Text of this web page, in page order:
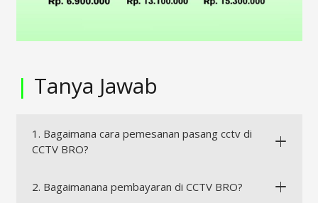
| Tanya Jawab
1. Bagaimana cara pemesanan pasang cctv di
CCTV BRO?
2. Bagaimanana pembayaran di CCTV BRO?